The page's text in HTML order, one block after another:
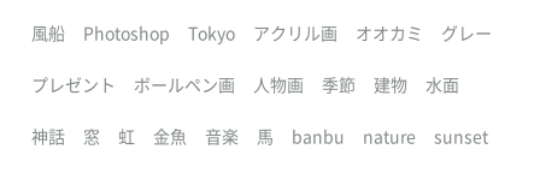
風船 Photoshop Tokyo アクリル画 オオカミ グレー
プレゼント ボールペン画 人物画 季節 建物 水面
神話 窓 虹 金魚 音楽 馬 banbu nature sunset